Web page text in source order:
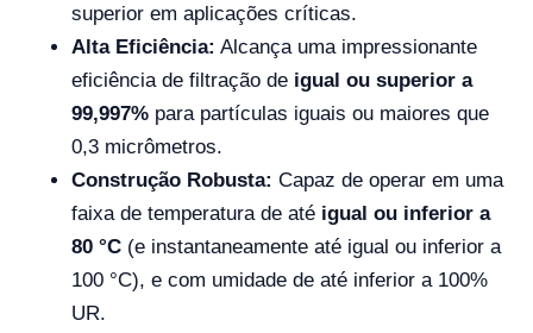
superior em aplicações críticas.
Alta Eficiência: Alcança uma impressionante
eficiência de filtração de igual ou superior a
99,997% para partículas iguais ou maiores que
0,3 micrômetros.
Construção Robusta: Capaz de operar em uma
faixa de temperatura de até igual ou inferior a
80 °C (e instantaneamente até igual ou inferior a
100 °C), e com umidade de até inferior a 100%
UR.